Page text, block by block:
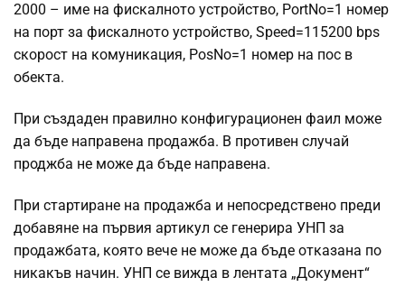
2000 – име на фискалното устройство, PortNo=1 номер
на порт за фискалното устройство, Speed=115200 bps
скорост на комуникация, PosNo=1 номер на пос в
обекта.
При създаден правилно конфигурационен фаил може
да бъде направена продажба. В противен случай
проджба не може да бъде направена.
При стартиране на продажба и непосредствено преди
добавяне на първия артикул се генерира УНП за
продажбата, която вече не може да бъде отказана по
никакъв начин. УНП се вижда в лентата „Документ“